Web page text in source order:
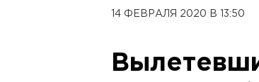
14 ФЕВРАЛЯ 2020 В 13:50